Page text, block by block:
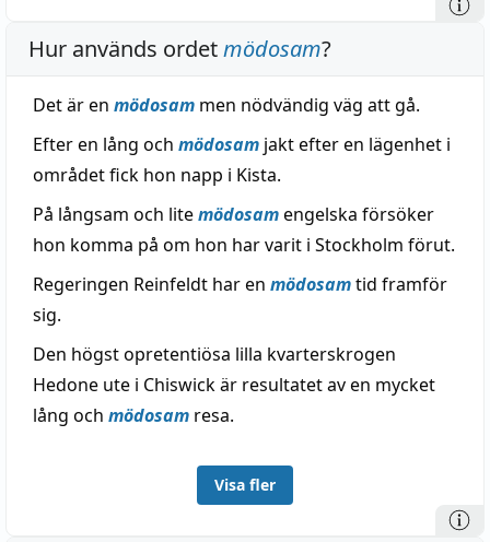
Hur används ordetmödosam?
Det är en mödosam men nödvändig väg att gå.
Efter en lång och mödosam jakt efter en lägenhet i
området fick hon napp i Kista.
På långsam och litemödosamengelska försöker
hon komma på om hon har varit i Stockholm förut.
Regeringen Reinfeldt har en mödosamtid framför
sig.
Den högst opretentiösa lilla kvarterskrogen
Hedone ute i Chiswick är resultatet av en mycket
lång och mödosam resa.
Visa fler